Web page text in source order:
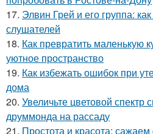
17. Элвин Грей и его группа:
слушателей
18. Как превратить маленькую
уютное пространство
19. Как избежать ошибок при
дома
20. Увеличьте цветовой спектр
друммонда на рассаду
21. Простота и красота: